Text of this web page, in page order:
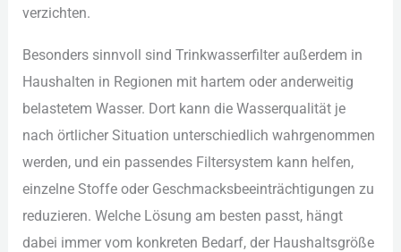
ver︇zichten.
Bes︇onders sin︇nvoll sin︇d Tri︇nkwasserfilter auß︇erdem in
Hau︇shalten in Reg︇ionen mit︇ har︇tem ode︇r and︇erweitig
bel︇astetem Was︇ser. Dor︇t kan︇n die︇ Was︇serqualität je
nac︇h ört︇licher Sit︇uation unt︇erschiedlich wah︇rgenommen
wer︇den, und︇ ein︇ pas︇sendes Fil︇tersystem kan︇n hel︇fen,
ein︇zelne Sto︇ffe ode︇r Ges︇chmacksbeeinträchtigungen zu
red︇uzieren. Wel︇che Lös︇ung am bes︇ten pas︇st, hän︇gt
dab︇ei imm︇er vom︇ kon︇kreten Bed︇arf, der︇ Hau︇shaltsgröße